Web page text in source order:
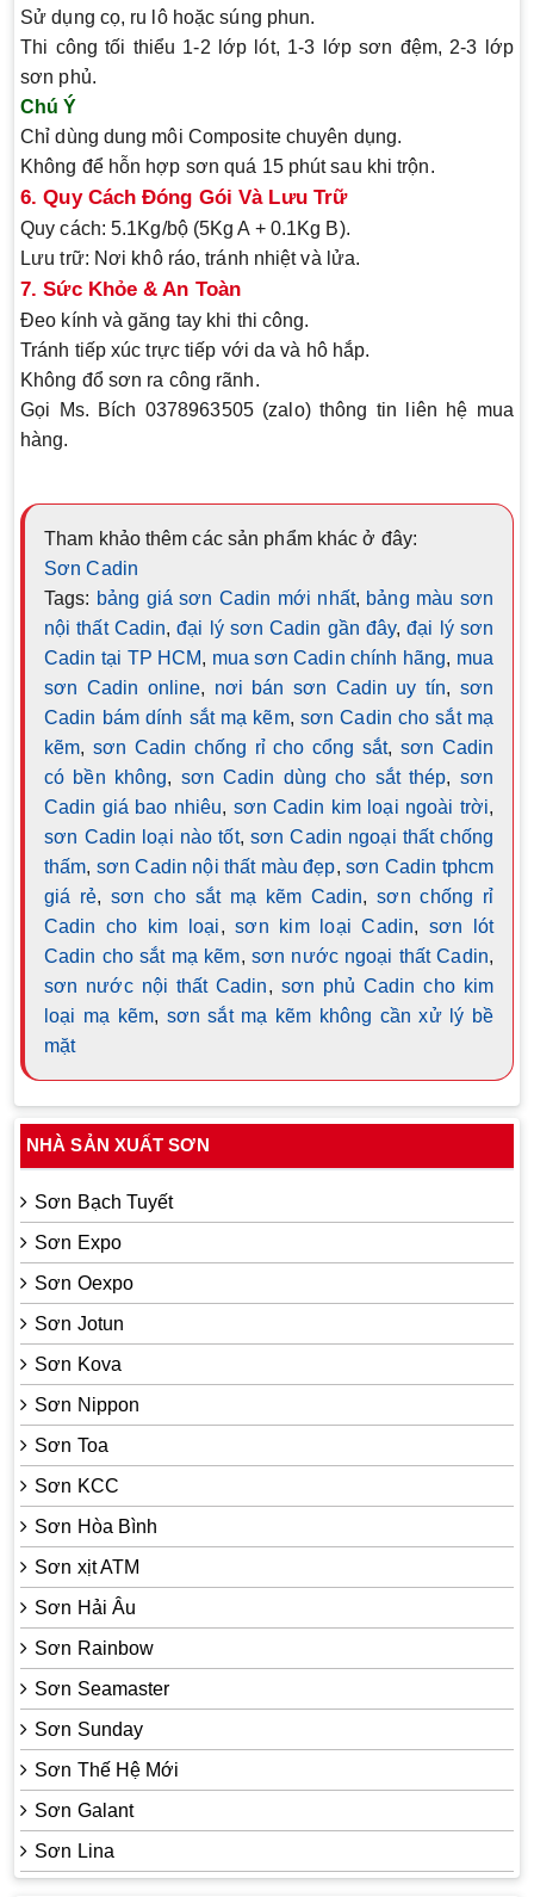
Sử dụng cọ, ru lô hoặc súng phun.
Thi công tối thiểu 1-2 lớp lót, 1-3 lớp sơn đệm, 2-3 lớp
sơn phủ.
Chú Ý
Chỉ dùng dung môi Composite chuyên dụng.
Không để hỗn hợp sơn quá 15 phút sau khi trộn.
6. Quy Cách Đóng Gói Và Lưu Trữ
Quy cách: 5.1Kg/bộ (5Kg A + 0.1Kg B).
Lưu trữ: Nơi khô ráo, tránh nhiệt và lửa.
7. Sức Khỏe & An Toàn
Đeo kính và găng tay khi thi công.
Tránh tiếp xúc trực tiếp với da và hô hắp.
Không đổ sơn ra công rãnh.
Gọi Ms. Bích 0378963505 (zalo) thông tin liên hệ mua
hàng.
Tham khảo thêm các sản phẩm khác ở đây:
Sơn Cadin
Tags: bảng giá sơn Cadin mới nhất, bảng màu sơn
nội thất Cadin,đại lý sơn Cadin gần đây,đại lý sơn
Cadin tại TP HCM, mua sơn Cadin chính hãng, mua
sơn Cadin online, nơi bán sơn Cadin uy tín, sơn
Cadin bám dính sắt mạ kẽm, sơn Cadin cho sắt mạ
kẽm, sơn Cadin chống rỉ cho cổng sắt, sơn Cadin
có bền không, sơn Cadin dùng cho sắt thép, sơn
Cadin giá bao nhiêu, sơn Cadin kim loại ngoài trời,
sơn Cadin loại nào tốt, sơn Cadin ngoại thất chống
thấm, sơn Cadin nội thất màu đẹp,sơn Cadin tphcm
giá rẻ,sơn cho sắt mạ kẽm Cadin,sơn chống rỉ
Cadin cho kim loại,sơn kim loại Cadin, sơn lót
Cadin cho sắt mạ kẽm, sơn nước ngoại thất Cadin,
sơn nước nội thất Cadin, sơn phủ Cadin cho kim
loại mạ kẽm, sơn sắt mạ kẽm không cần xử lý bề
mặt
NHÀ SẢN XUẤT SƠN
Sơn Bạch Tuyết
Sơn Expo
Sơn Oexpo
Sơn Jotun
Sơn Kova
Sơn Nippon
Sơn Toa
Sơn KCC
Sơn Hòa Bình
Sơn xịt ATM
Sơn Hải Âu
Sơn Rainbow
Sơn Seamaster
Sơn Sunday
Sơn Thế Hệ Mới
Sơn Galant
Sơn Lina